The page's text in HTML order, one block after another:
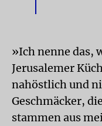
»Ich nenne das,
Jerusalemer
nahöstlich und
Geschmäcker,
stammen aus